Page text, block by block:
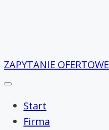
ZAPYTANIE OFERTOWE
Start
Firma